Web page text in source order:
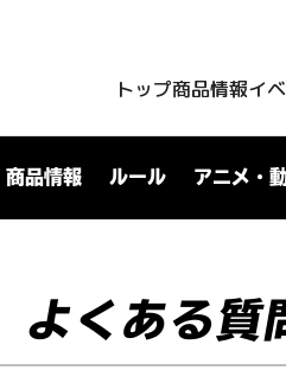
トップ商品情報イ
商品情報 ルール アニメ・
よくある質